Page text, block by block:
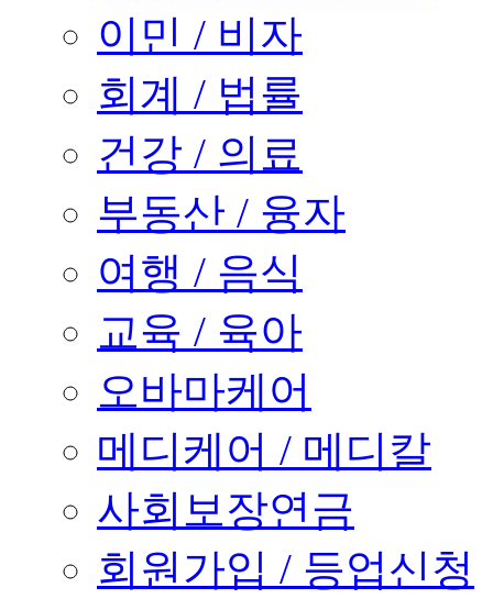
이민 / 비자
회계 / 법률
건강 / 의료
부동산 / 융자
여행 / 음식
교육 / 육아
오바마케어
메디케어 / 메디칼
사회보장연금
회원가입 / 등업신청